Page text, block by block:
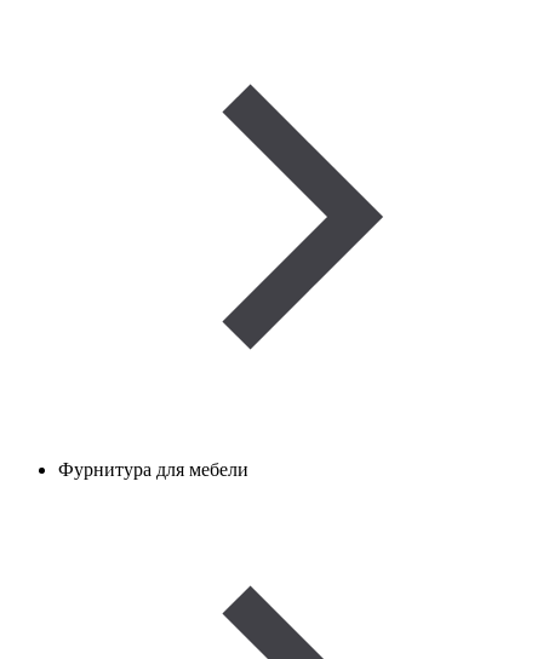
Фурнитура для мебели